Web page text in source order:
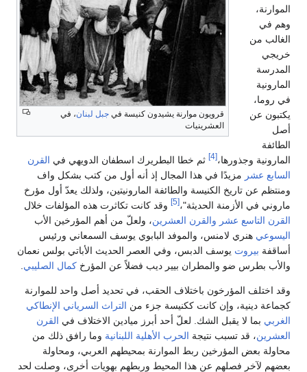
قرويون موارنة يشيدون كنيسة في جبل لبنان، في
العشرينيات
الموارنة،
وهم في
الغالب من
خريجي
المدرسة
المارونية
في روما،
يكتبون عن
أصل
الطائفة
المارونية وجذورها،[4] ثم خطا البطريرك اسطفان الدويهي في القرن
السابع عشر مزيدًا في هذا المجال إذ أنه أول من كتب بشكل واف
ومنتظم عن تاريخ الكنيسة والطائفة المارونيتين، ولذلك يعدّ أول مؤرخ
ماروني في الأزمنة الحديثة"،[5]
وقد كانت تكاثرت هذه المؤلفات خلال
القرن التاسع عشر والقرن العشرين، ولعلّ من أهم المؤرخين الأب
اليسوعي هنري لامنس، والموفد البابوي يوسف السمعاني ورئيس
أساقفة بيروت يوسف الدبس، وفي العصر الحديث الأباتي بولس نعمان
والأب بطرس ضو والمطران بيير ديب فضلاً عن المؤرخ كمال الصليبي
وقد اختلف المؤرخون باختلاف الحقب، في تحديد أصل واحد للموارنة
كجماعة دينية، وإن كانت ككنيسة جزء من التراث السرياني الإنطاكي
الغربي بما لا يقبل الشك. لعلّ أحد أبرز ميادين الاختلاف في القرن
العشرين، قد تسبب نتيجة الحرب الأهلية اللبنانية وما رافق ذلك من
محاولة بعض المؤرخين ربط الموارنة بمحيطهم العربي، ومحاولة
بعضهم لآخر فصلهم عن هذا المحيط وربطهم بهويات أخرى، وصلت لحد